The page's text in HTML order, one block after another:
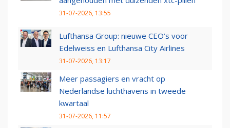
31-07-2026, 13:55
Lufthansa Group: nieuwe CEO’s voor
Edelweiss en Lufthansa City Airlines
31-07-2026, 13:17
Meer passagiers en vracht op
Nederlandse luchthavens in tweede
kwartaal
31-07-2026, 11:57